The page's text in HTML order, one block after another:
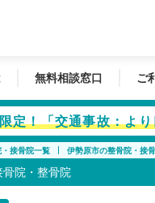
無料相談窓口 ご
定！「交通事故：よ
接骨院一覧 伊勢原市の整骨院・接
院・整骨院